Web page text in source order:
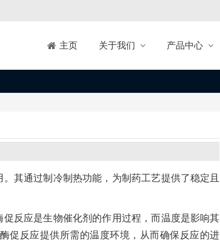
主页 关于我们 产品中心
其通过制冷制热功能，为制药工艺提供了稳定且
反应是生物催化剂的作用过程，而温度是影响其
促反应提供所需的温度环境，从而确保反应的进